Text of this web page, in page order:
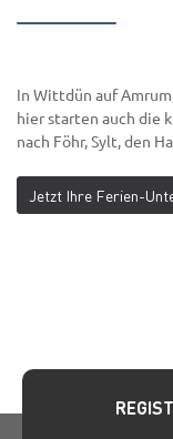
In Wittdün auf
hier starten auch die
nach Föhr, Sylt, den
Jetzt Ihre Ferien-